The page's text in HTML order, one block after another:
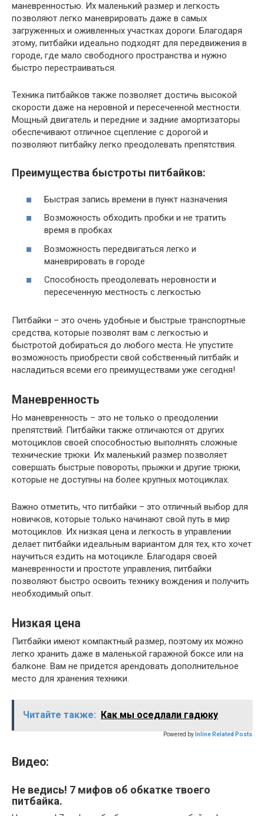
маневренностью. Их маленький размер и легкость
позволяют легко маневрировать даже в самых
загруженных и оживленных участках дороги. Благодаря
этому, питбайки идеально подходят для передвижения в
городе, где мало свободного пространства и нужно
быстро перестраиваться.
Техника питбайков также позволяет достичь высокой
скорости даже на неровной и пересеченной местности.
Мощный двигатель и передние и задние амортизаторы
обеспечивают отличное сцепление с дорогой и
позволяют питбайку легко преодолевать препятствия.
Преимущества быстроты питбайков:
Быстрая запись времени в пункт назначения
Возможность обходить пробки и не тратить
время в пробках
Возможность передвигаться легко и
маневрировать в городе
Способность преодолевать неровности и
пересеченную местность с легкостью
Питбайки – это очень удобные и быстрые транспортные
средства, которые позволят вам с легкостью и
быстротой добираться до любого места. Не упустите
возможность приобрести свой собственный питбайк и
насладиться всеми его преимуществами уже сегодня!
Маневренность
Но маневренность – это не только о преодолении
препятствий. Питбайки также отличаются от других
мотоциклов своей способностью выполнять сложные
технические трюки. Их маленький размер позволяет
совершать быстрые повороты, прыжки и другие трюки,
которые не доступны на более крупных мотоциклах.
Важно отметить, что питбайки – это отличный выбор для
новичков, которые только начинают свой путь в мир
мотоциклов. Их низкая цена и легкость в управлении
делает питбайки идеальным вариантом для тех, кто хочет
научиться ездить на мотоцикле. Благодаря своей
маневренности и простоте управления, питбайки
позволяют быстро освоить технику вождения и получить
необходимый опыт.
Низкая цена
Питбайки имеют компактный размер, поэтому их можно
легко хранить даже в маленькой гаражной боксе или на
балконе. Вам не придется арендовать дополнительное
место для хранения техники.
Читайте также: Как мы оседлали гадюку
Powered by Inline Related Posts
Видео:
Не ведись! 7 мифов об обкатке твоего
питбайка.